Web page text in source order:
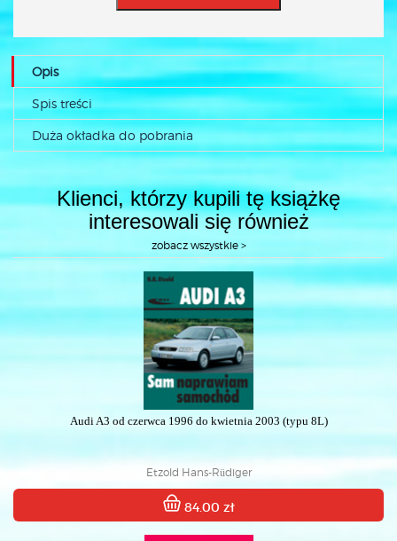
Opis
Spis treści
Duża okładka do pobrania
Klienci, którzy kupili tę książkę
interesowali się również
zobacz wszystkie >
Audi A3 od czerwca 1996 do kwietnia 2003 (typu 8L)
Etzold Hans-Rüdiger
84.00 zł